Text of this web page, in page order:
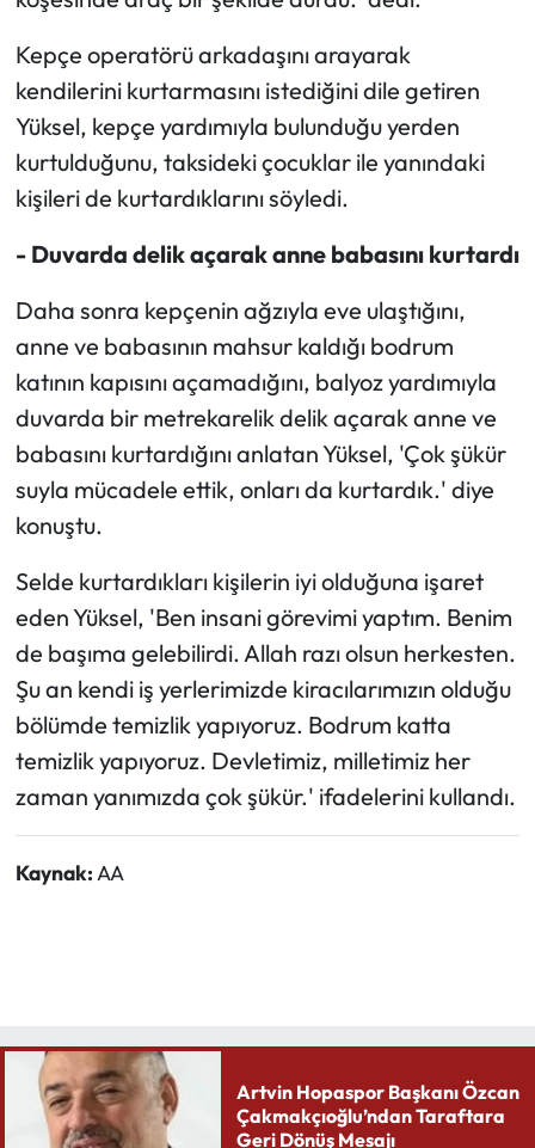
Kepçe operatörü arkadaşını arayarak
kendilerini kurtarmasını istediğini dile getiren
Yüksel, kepçe yardımıyla bulunduğu yerden
kurtulduğunu, taksideki çocuklar ile yanındaki
kişileri de kurtardıklarını söyledi.
- Duvarda delik açarak anne babasını kurtardı
Daha sonra kepçenin ağzıyla eve ulaştığını,
anne ve babasının mahsur kaldığı bodrum
katının kapısını açamadığını, balyoz yardımıyla
duvarda bir metrekarelik delik açarak anne ve
babasını kurtardığını anlatan Yüksel, 'Çok şükür
suyla mücadele ettik, onları da kurtardık.' diye
konuştu.
Selde kurtardıkları kişilerin iyi olduğuna işaret
eden Yüksel, 'Ben insani görevimi yaptım. Benim
de başıma gelebilirdi. Allah razı olsun herkesten.
Şu an kendi iş yerlerimizde kiracılarımızın olduğu
bölümde temizlik yapıyoruz. Bodrum katta
temizlik yapıyoruz. Devletimiz, milletimiz her
zaman yanımızda çok şükür.' ifadelerini kullandı.
Kaynak:AA
Artvin Hopaspor Başkanı Özcan
Çakmakçıoğlu’ndan Taraftara
Geri Dönüş Mesajı